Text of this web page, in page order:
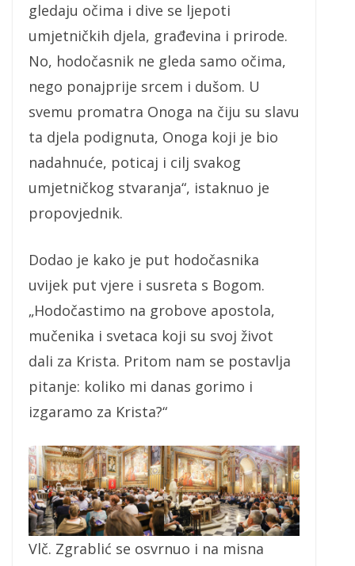
gledaju očima i dive se ljepoti
umjetničkih djela, građevina i prirode.
No, hodočasnik ne gleda samo očima,
nego ponajprije srcem i dušom. U
svemu promatra Onoga na čiju su slavu
ta djela podignuta, Onoga koji je bio
nadahnuće, poticaj i cilj svakog
umjetničkog stvaranja“, istaknuo je
propovjednik.
Dodao je kako je put hodočasnika
uvijek put vjere i susreta s Bogom.
„Hodočastimo na grobove apostola,
mučenika i svetaca koji su svoj život
dali za Krista. Pritom nam se postavlja
pitanje: koliko mi danas gorimo i
izgaramo za Krista?“
Vlč. Zgrablić se osvrnuo i na misna